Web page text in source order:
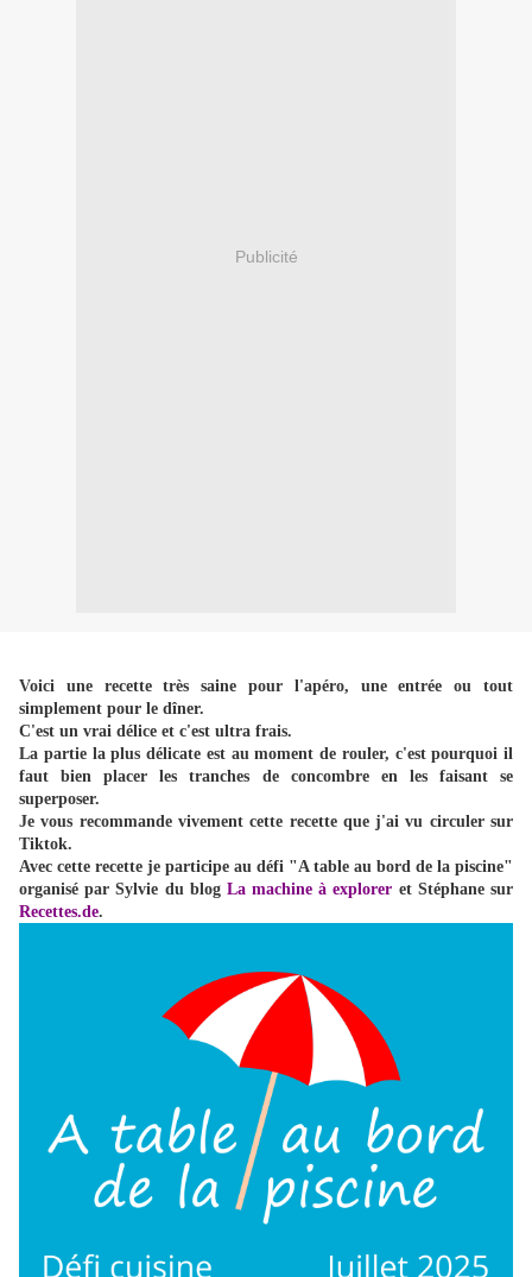
Publicité
Voici une recette très saine pour l'apéro, une entrée ou tout
simplement pour le dîner.
C'est un vrai délice et c'est ultra frais.
La partie la plus délicate est au moment de rouler, c'est pourquoi il
faut bien placer les tranches de concombre en les faisant se
superposer.
Je vous recommande vivement cette recette que j'ai vu circuler sur
Tiktok.
Avec cette recette je participe au défi "A table au bord de la piscine"
organisé par Sylvie du blog La machine à explorer et Stéphane sur
Recettes.de.